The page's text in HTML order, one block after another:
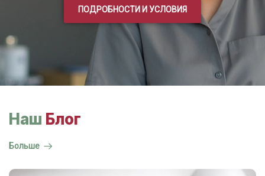
ПОДРОБНОСТИ И УСЛОВИЯ
Наш Блог
Больше